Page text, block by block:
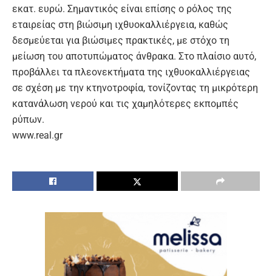
εκατ. ευρώ. Σημαντικός είναι επίσης ο ρόλος της
εταιρείας στη βιώσιμη ιχθυοκαλλιέργεια, καθώς
δεσμεύεται για βιώσιμες πρακτικές, με στόχο τη
μείωση του αποτυπώματος άνθρακα. Στο πλαίσιο αυτό,
προβάλλει τα πλεονεκτήματα της ιχθυοκαλλιέργειας
σε σχέση με την κτηνοτροφία, τονίζοντας τη μικρότερη
κατανάλωση νερού και τις χαμηλότερες εκπομπές
ρύπων.
www.real.gr